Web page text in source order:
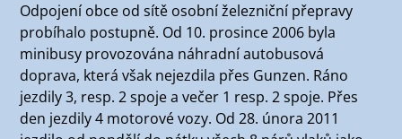
Odpojení obce od sítě osobní železniční přepravy
probíhalo postupně. Od 10. prosince 2006 byla
minibusy provozována náhradní autobusová
doprava, která však nejezdila přes Gunzen. Ráno
jezdily 3, resp. 2 spoje a večer 1 resp. 2 spoje. Přes
den jezdily 4 motorové vozy. Od 28. února 2011